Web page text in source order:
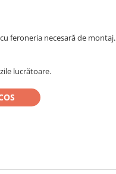
feroneria necesară de montaj.
lucrătoare.